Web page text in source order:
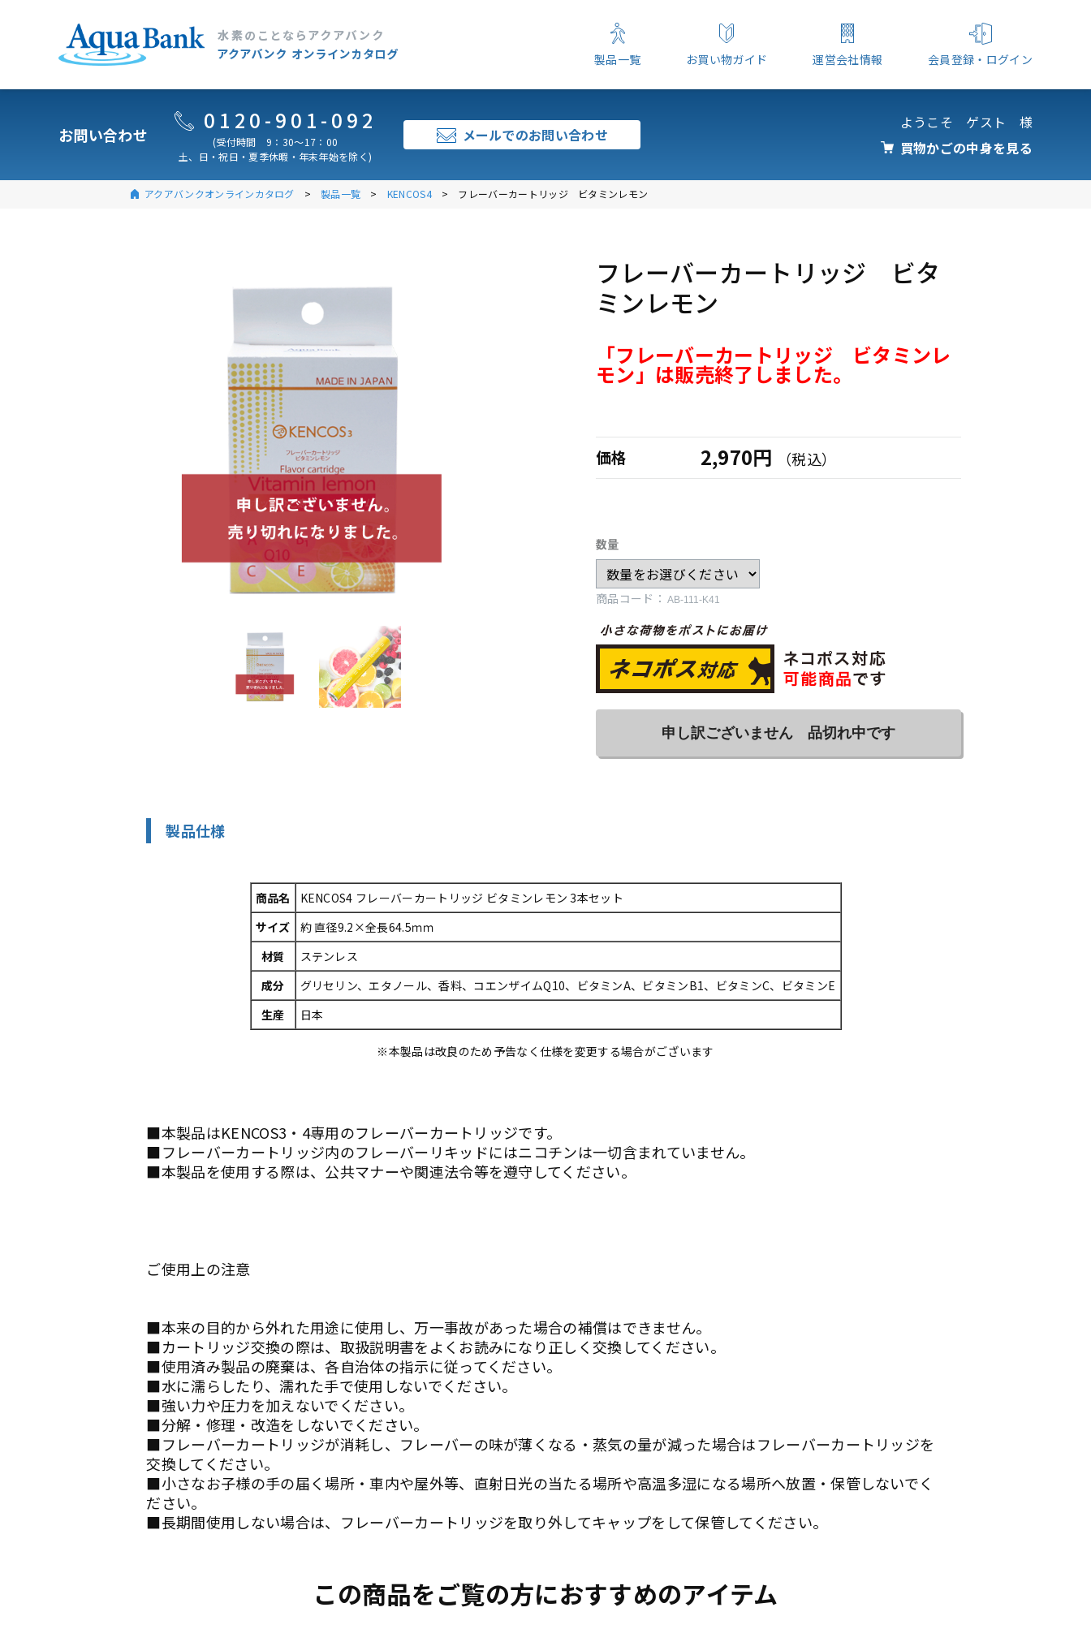
製品一覧 お買い物ガイド 運営会社情報 会員登録・ログイン
お問い合わせ
0120-901-092
(受付時間 9：30～17：00
土、日・祝日・夏季休暇・年末年始を除く)
メールでのお問い合わせ
ようこそ ゲスト 様
買物かごの中身を見る
アクアバンクオンラインカタログ 製品一覧 KENCOS4 フレーバーカートリッジ ビタミンレモン
フレーバーカートリッジ ビタ
ミンレモン
「フレーバーカートリッジ ビタミンレ
モン」は販売終了しました。
価格 2,970円 （税込）
数量
商品コード：
申し訳ございません 品切れ中です
製品仕様
商品名
KENCOS4 フレーバーカートリッジ ビタミンレモン 3本セット
サイズ
約 直径9.2×全長64.5ｍｍ
材質
ステンレス
成分
グリセリン、エタノール、香料、コエンザイムQ10、ビタミンA、ビタミンB1、ビタミンC、ビタミンE
生産
日本
※本製品は改良のため予告なく仕様を変更する場合がございます
■本製品はKENCOS3・4専用のフレーバーカートリッジです。
■フレーバーカートリッジ内のフレーバーリキッドにはニコチンは一切含まれていません。
■本製品を使用する際は、公共マナーや関連法令等を遵守してください。
ご使用上の注意
■本来の目的から外れた用途に使用し、万一事故があった場合の補償はできません。
■カートリッジ交換の際は、取扱説明書をよくお読みになり正しく交換してください。
■使用済み製品の廃棄は、各自治体の指示に従ってください。
■水に濡らしたり、濡れた手で使用しないでください。
■強い力や圧力を加えないでください。
■分解・修理・改造をしないでください。
■フレーバーカートリッジが消耗し、フレーバーの味が薄くなる・蒸気の量が減った場合はフレーバーカートリッジを
交換してください。
■小さなお子様の手の届く場所・車内や屋外等、直射日光の当たる場所や高温多湿になる場所へ放置・保管しないでく
ださい。
■長期間使用しない場合は、フレーバーカートリッジを取り外してキャップをして保管してください。
この商品をご覧の方におすすめのアイテム